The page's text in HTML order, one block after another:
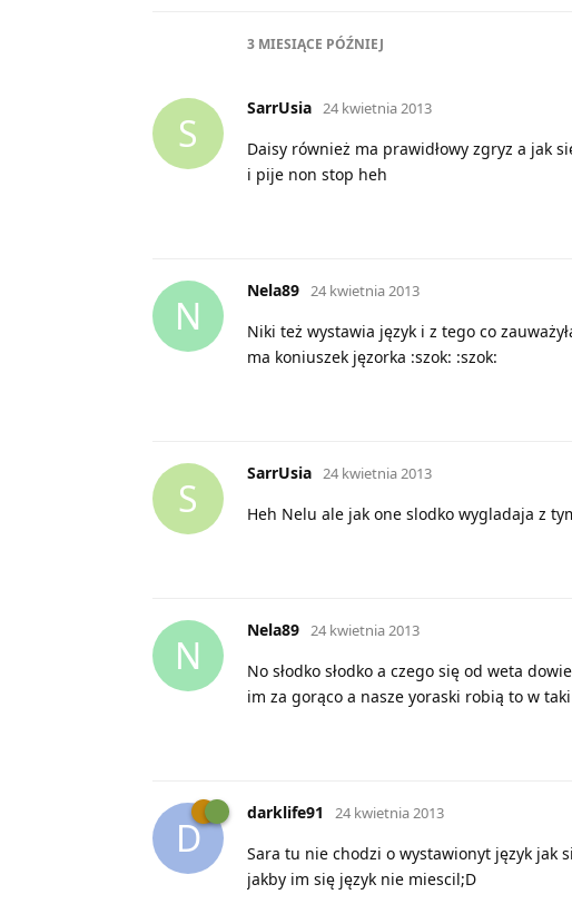
3 MIESIĄCE PÓŹNIEJ
S
SarrUsia 24 kwietnia 2013
Daisy również ma prawidłowy zgryz a jak
i pije non stop heh
N
Nela89 24 kwietnia 2013
Niki też wystawia język i z tego co
ma koniuszek jęzorka :szok: :szok:
S
SarrUsia 24 kwietnia 2013
Heh Nelu ale jak one slodko wygladaja z
N
Nela89 24 kwietnia 2013
No słodko słodko a czego się od weta
im za gorąco a nasze yoraski robią to w
D
darklife91 24 kwietnia 2013
Sara tu nie chodzi o wystawionyt język jak
jakby im się język nie miescil;D